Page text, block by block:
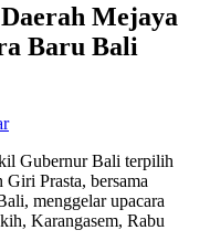
Mejaya
Baru Bali
Gubernur Bali terpilih
Prasta, bersama
menggelar upacara
Karangasem, Rabu